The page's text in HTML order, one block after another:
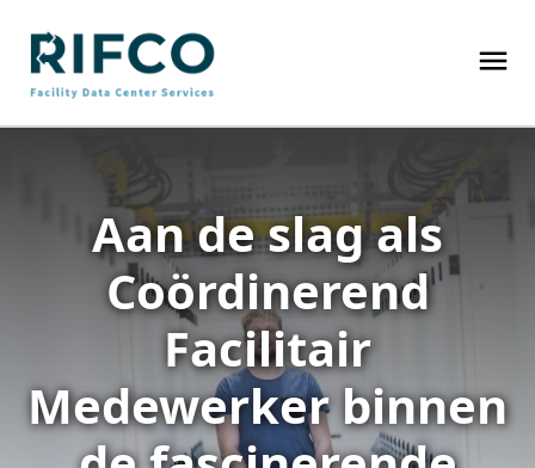
Aan de slag als
Coördinerend
Facilitair
Medewerker binnen